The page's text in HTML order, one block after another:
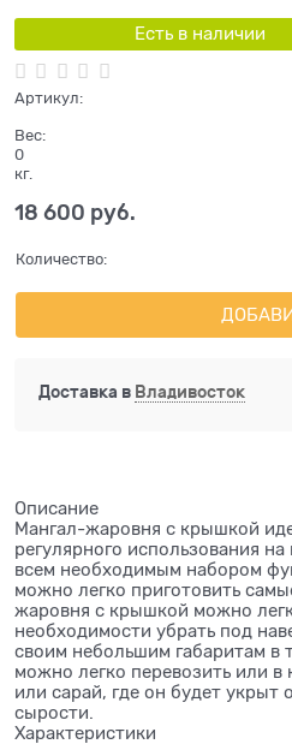
Есть в наличии
Артикул:
Вес:
0
кг.
18 600 руб.
Количество:
Доставка в Владивосток
Описание
Мангал-жаровня с крышкой
регулярного использования
всем необходимым набором
можно легко приготовить
жаровня с крышкой можно
необходимости убрать под
своим небольшим габаритам в
можно легко перевозить или в
или сарай, где он будет укрыт
сырости.
Характеристики